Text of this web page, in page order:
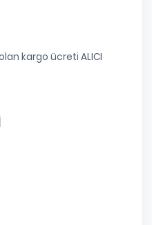
kargo ücreti ALICI